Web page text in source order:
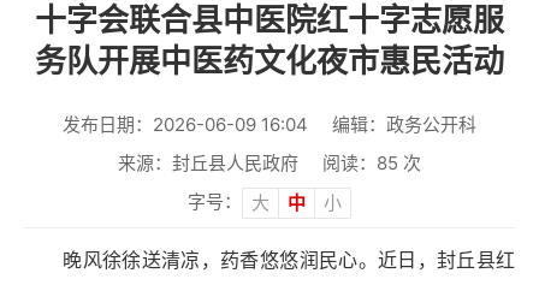
十字会联合县中医院红十字志愿服
务队开展中医药文化夜市惠民活动
发布日期：2026-06-09 16:04
编辑：政务公开科
来源：封丘县人民政府
阅读： 85 次
字号：
大 中 小
晚风徐徐送清凉，药香悠悠润民心。近日，封丘县红